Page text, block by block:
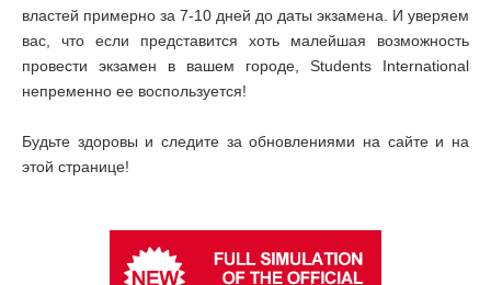
властей примерно за 7-10 дней до даты экзамена. И уверяем
вас, что если представится хоть малейшая возможность
провести экзамен в вашем городе, Students International
непременно ее воспользуется!
Будьте здоровы и следите за обновлениями на сайте и на
этой странице!